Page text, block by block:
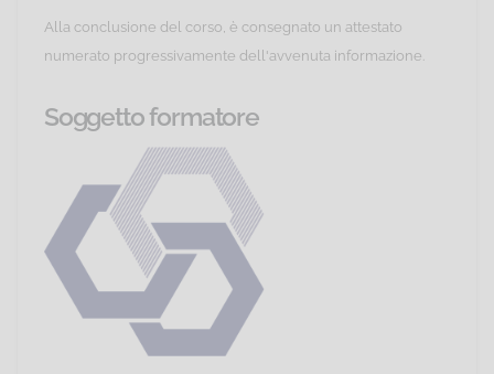
Alla conclusione del corso, è consegnato un attestato
numerato progressivamente dell'avvenuta informazione.
Soggetto formatore